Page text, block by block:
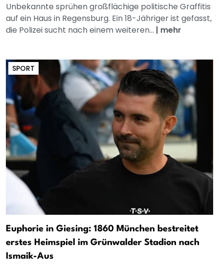
Unbekannte sprühen großflächige politische Graffitis
auf ein Haus in Regensburg. Ein 18-Jähriger ist gefasst,
die Polizei sucht nach einem weiteren... | mehr
SPORT
Euphorie in Giesing: 1860 München bestreitet
erstes Heimspiel im Grünwalder Stadion nach
Ismaik-Aus